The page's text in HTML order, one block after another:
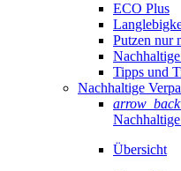
ECO Plus
Putzen nur
Tipps und
Nachhaltige
Übersicht